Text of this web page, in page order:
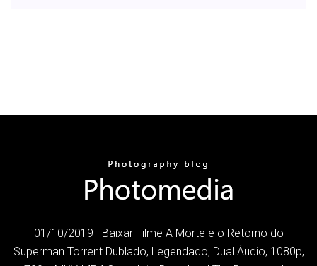
01/10/2019 · Baixar Filme A Morte e o Retorno do
Superman Torrent Dublado, Legendado, Dual Áudio, 1080p,